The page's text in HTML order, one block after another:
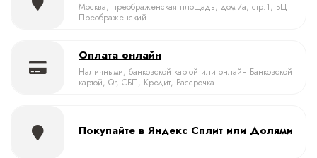
Москва, преображенская площадь, дом 7а, стр.1, БЦ
Преображенский
Оплата онлайн
Наличными, банковской картой или онлайн Банковской
картой, Qr, СБП, Кредит, Рассрочка
Покупайте в Яндекс Сплит или Долями